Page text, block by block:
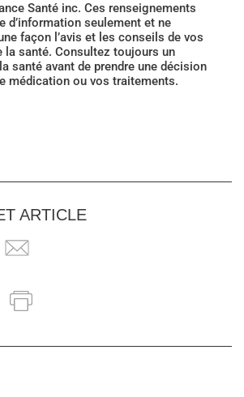
Santé inc. Ces renseignements
d’information seulement et ne
façon l’avis et les conseils de vos
la santé. Consultez toujours un
santé avant de prendre une décision
médication ou vos traitements.
ARTICLE